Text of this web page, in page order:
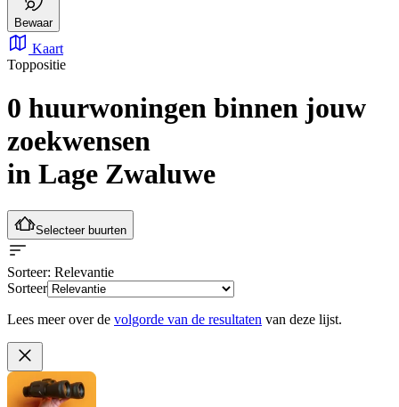
Bewaar
Kaart
Toppositie
0 huurwoningen binnen jouw
zoekwensen
in Lage Zwaluwe
Selecteer buurten
Sorteer: Relevantie
Sorteer
Lees meer over de volgorde van de resultaten van deze lijst.